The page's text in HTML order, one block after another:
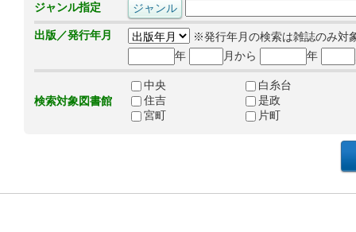
ジャンル指定
出版／発行年月
※発行年月の検索は雑誌のみ対
年
月から 年
検索対象図書館
中央
白糸台
住吉
是政
宮町
片町